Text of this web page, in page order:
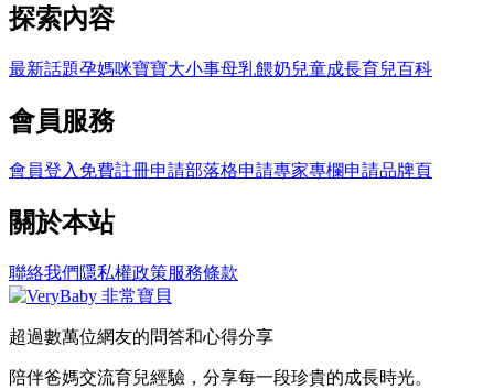
探索內容
最新話題孕媽咪寶寶大小事母乳餵奶兒童成長育兒百科
會員服務
會員登入免費註冊申請部落格申請專家專欄申請品牌頁
關於本站
聯絡我們 隱私權政策服務條款
超過數萬位網友的問答和心得分享
陪伴爸媽交流育兒經驗，分享每一段珍貴的成長時光。